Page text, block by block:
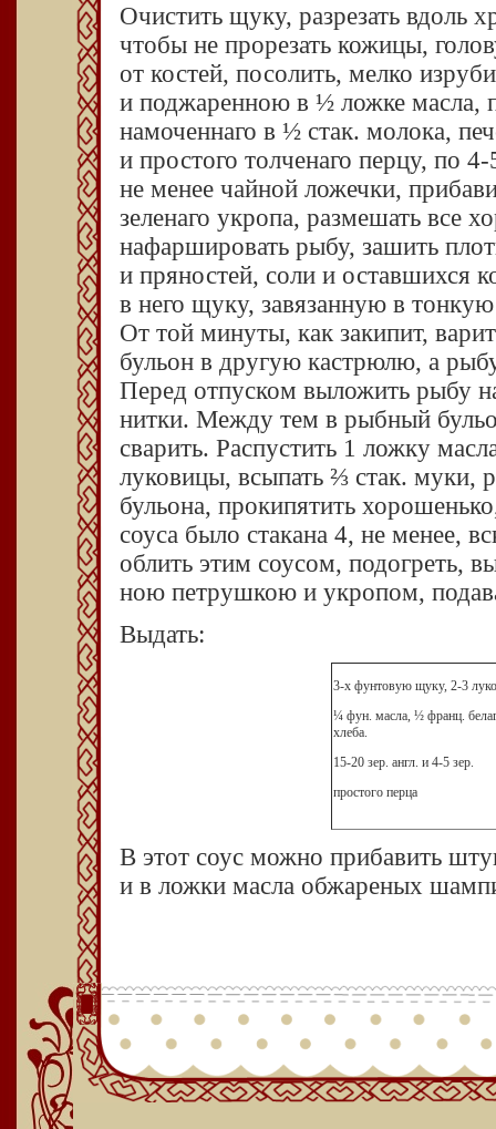
Очистить щуку, разрезать вдоль
чтобы не прорезать кожицы,
от костей, посолить, мелко
и поджарен­ною в ½ ложке масла,
намоченнаго в ½ стак. молока,
и простого толченаго перцу, по
не менее чайной ложечки,
зеленаго укропа, размешать все
нафаршировать рыбу, зашить
и пряностей, соли и оставшихся
в него щуку, завязанную в
От той минуты, как закипит,
бульон в другую кастрюлю, а
Перед отпуском выложить рыбу
нитки. Между тем в рыбный
сварить. Распустить 1 ложку
луковицы, всыпать ⅔ стак. муки,
бульона, прокипятить
соуса было стакана 4, не менее,
об­лить этим соусом, подогреть,
ною петрушкою и укропом,
Выдать:
3-х фунтовую щуку, 2-3
¼ фун. масла, ½ франц.
хлеба.
15-20 зер. англ. и 4-5 зер.
простого перца
В этот соус можно прибавить
и в ложки масла обжареных